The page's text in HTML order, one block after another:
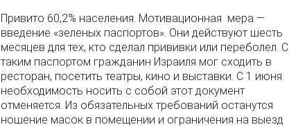
Привито 60,2% населения. Мотивационная мера —
введение «зеленых паспортов». Они действуют шесть
месяцев для тех, кто сделал прививки или переболел. С
таким паспортом гражданин Израиля мог сходить в
ресторан, посетить театры, кино и выставки. С 1 июня
необходимость носить с собой этот документ
отменяется. Из обязательных требований останутся
ношение масок в помещении и ограничения на выезд